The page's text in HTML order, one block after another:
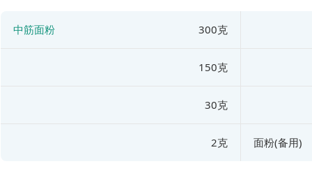
中筋面粉 300克
150克
30克
2克 面粉(备用)